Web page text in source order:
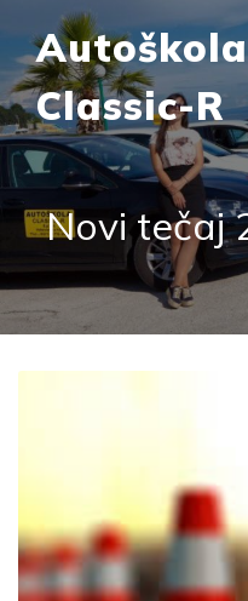
Classic-R
Novi tečaj